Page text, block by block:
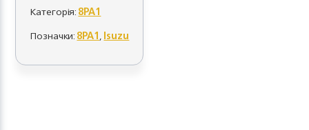
Категорія:8PA1
Позначки:8PA1,Isuzu